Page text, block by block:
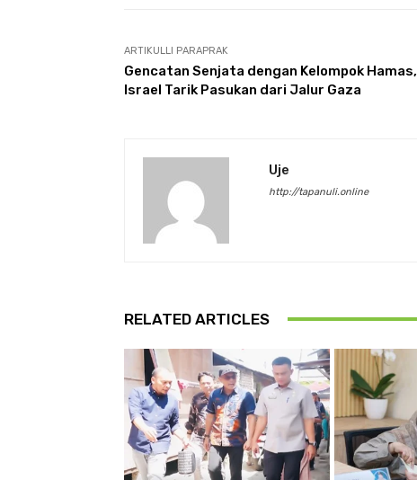
ARTIKULLI PARAPRAK
Gencatan Senjata dengan Kelompok Hamas,
Israel Tarik Pasukan dari Jalur Gaza
Uje
http://tapanuli.online
RELATED ARTICLES